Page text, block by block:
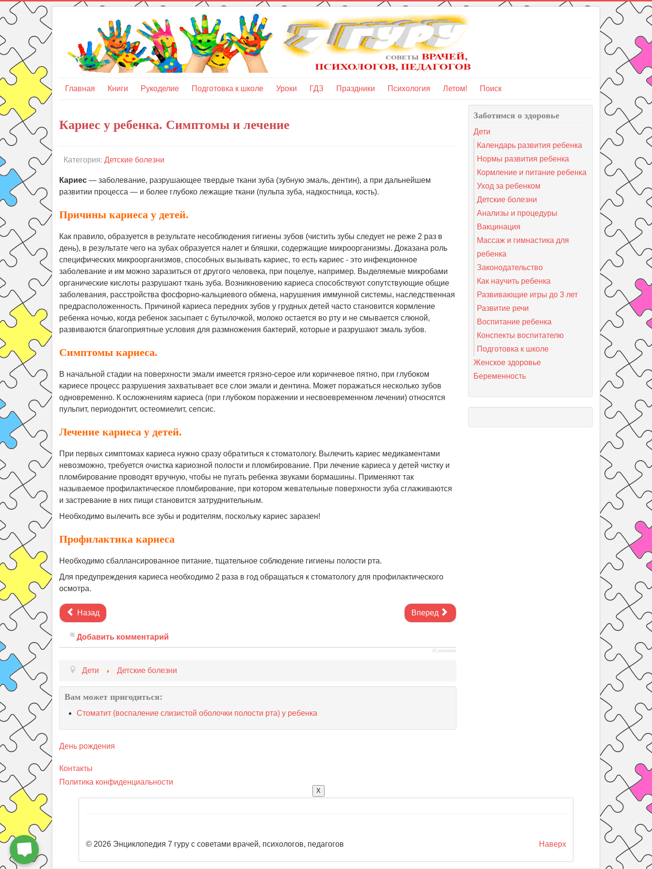
Главная Книги Рукоделие Подготовка к школе Уроки ГДЗ Праздники Психология Летом! Поиск
Кариес у ребенка. Симптомы и лечение
Категория: Детские болезни
Кариес — заболевание, разрушающее твердые ткани зуба (зубную эмаль, дентин), а при дальнейшем
развитии процесса — и более глубоко лежащие ткани (пульпа зуба, надкостница, кость).
Причины кариеса у детей.
Как правило, образуется в результате несоблюдения гигиены зубов (чистить зубы следует не реже 2 раз в
день), в результате чего на зубах образуется налет и бляшки, содержащие микроорганизмы. Доказана роль
специфических микроорганизмов, способных вызывать кариес, то есть кариес - это инфекционное
заболевание и им можно заразиться от другого человека, при поцелуе, например. Выделяемые микробами
органические кислоты разрушают ткань зуба. Возникновению кариеса способствуют сопутствующие общие
заболевания, расстройства фосфорно-кальциевого обмена, нарушения иммунной системы, наследственная
предрасположенность. Причиной кариеса передних зубов у грудных детей часто становится кормление
ребенка ночью, когда ребенок засыпает с бутылочкой, молоко остается во рту и не смывается слюной,
развиваются благоприятные условия для размножения бактерий, которые и разрушают эмаль зубов.
Симптомы кариеса.
В начальной стадии на поверхности эмали имеется грязно-серое или коричневое пятно, при глубоком
кариесе процесс разрушения захватывает все слои эмали и дентина. Может поражаться несколько зубов
одновременно. К осложнениям кариеса (при глубоком поражении и несвоевременном лечении) относятся
пульпит, периодонтит, остеомиелит, сепсис.
Лечение кариеса у детей.
При первых симптомах кариеса нужно сразу обратиться к стоматологу. Вылечить кариес медикаментами
невозможно, требуется очистка кариозной полости и пломбирование. При лечение кариеса у детей чистку и
пломбирование проводят вручную, чтобы не пугать ребенка звуками бормашины. Применяют так
называемое профилактическое пломбирование, при котором жевательные поверхности зуба сглаживаются
и застревание в них пищи становится затруднительным.
Необходимо вылечить все зубы и родителям, поскольку кариес заразен!
Профилактика кариеса
Необходимо сбаллансированное питание, тщательное соблюдение гигиены полости рта.
Для предупреждения кариеса необходимо 2 раза в год обращаться к стоматологу для профилактического
осмотра.
Назад Вперед
Добавить комментарий
JComments
Дети Детские болезни
Вам может пригодиться:
Стоматит (воспаление слизистой оболочки полости рта) у ребенка
День рождения
Контакты
Политика конфиденциальности
Заботимся о здоровье
Дети
Календарь развития ребенка
Нормы развития ребенка
Кормление и питание ребенка
Уход за ребенком
Детские болезни
Анализы и процедуры
Вакцинация
Массаж и гимнастика для
ребенка
Законодательство
Как научить ребенка
Развивающие игры до 3 лет
Развитие речи
Воспитание ребенка
Конспекты воспитателю
Подготовка к школе
Женское здоровье
Беременность
X
Наверх
© 2026 Энциклопедия 7 гуру с советами врачей, психологов, педагогов